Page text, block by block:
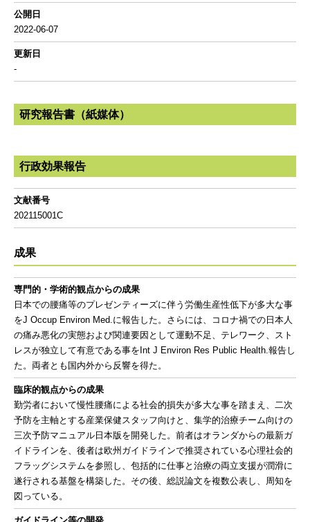
公開日
2022-06-07
更新日
-
研究報告書（紙媒体）
行政効果報告
文献番号
202115001C
成果
専門的・学術的観点からの成果
日本での腰痛等のプレゼンティーズに伴う労働生産性低下が多大な事
をJ Occup Environ Med.に報告した。さらには、コロナ禍での日本人
の痛み悪化の実態および関連要因として運動不足、テレワーク、スト
レスが独立して有意である事をInt J Environ Res Public Health.報告し
た。両者とも国内外から反響を得た。
臨床的観点からの成果
勤労者において慢性腰痛による社会的損失が多大な事を踏まえ、二次
予防を主軸とする産業保健スタッフ向けと、集学的治療チーム向けの
三次予防マニュアル日本版を開発した。前者はオランダからの最新ガ
イドラインを、後者は欧州ガイドラインで推奨されている心理社会的
フラッグシステムを参照し、包括的に仕事と治療の両立支援が潤滑に
遂行される基盤を構築した。その後、総説論文を複数公表し、周知を
図っている。